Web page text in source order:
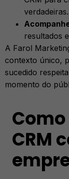
verdadeiras.
resultados
A Farol
contexto único,
sucedido
momento do
CRM